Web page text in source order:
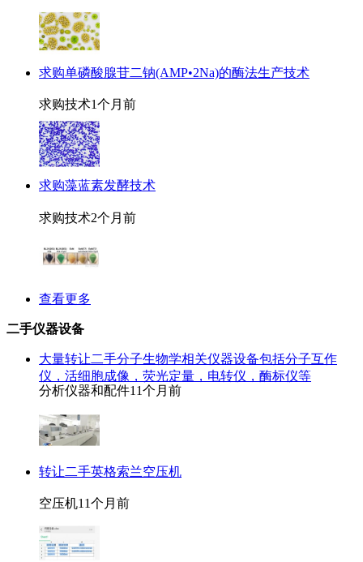
求购单磷酸腺苷二钠(AMP•2Na)的酶法生产技术
求购技术1个月前
求购藻蓝素发酵技术
求购技术2个月前
查看更多
二手仪器设备
大量转让二手分子生物学相关仪器设备包括分子互作
仪，活细胞成像，荧光定量，电转仪，酶标仪等
分析仪器和配件11个月前
转让二手英格索兰空压机
空压机11个月前